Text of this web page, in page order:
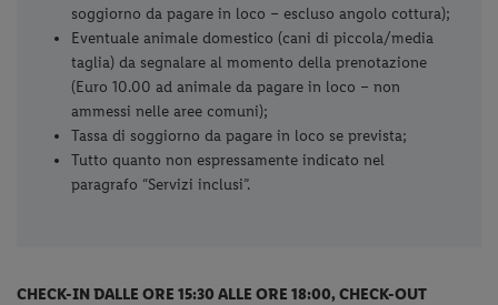
soggiorno da pagare in loco – escluso angolo cottura);
Eventuale animale domestico (cani di piccola/media
taglia) da segnalare al momento della prenotazione
(Euro 10.00 ad animale da pagare in loco – non
ammessi nelle aree comuni);
Tassa di soggiorno da pagare in loco se prevista;
Tutto quanto non espressamente indicato nel
paragrafo “Servizi inclusi”.
CHECK-IN DALLE ORE 15:30 ALLE ORE 18:00, CHECK-OUT